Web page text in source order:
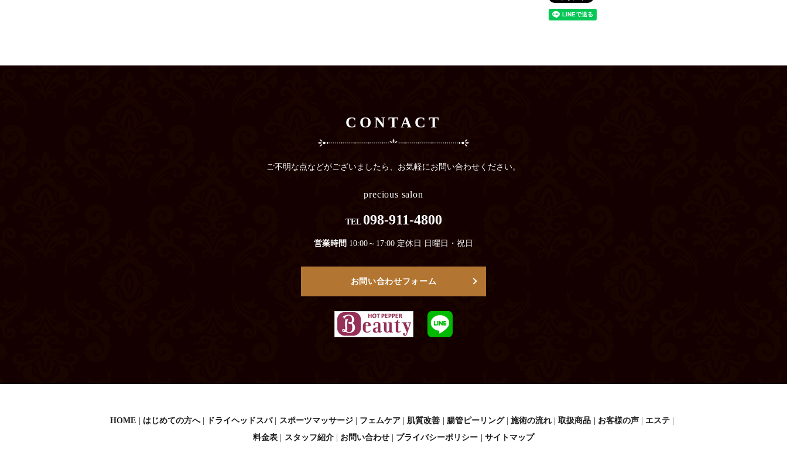
CONTACT
ご不明な点などがございましたら、 お気軽にお問い合わせください。
precious salon
TEL 098-911-4800
営業時間 10:00～17:00 定休日 日曜日・祝日
お問い合わせフォーム
HOME はじめての方へ ドライヘッドスパ スポーツマッサージ フェムケア 肌質改善 腸管ピーリング 施術の流れ 取扱商品 お客様の声
エステ
料金表
スタッフ紹介 お問い合わせ プライバシーポリシー サイトマップ